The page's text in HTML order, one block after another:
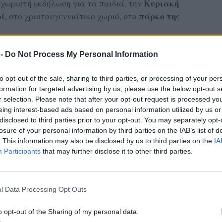
Do Not Process My Personal Information
opt-out of the sale, sharing to third parties, or processing of your
for targeted advertising by us, please use the below opt-out
selection. Please note that after your opt-out request is processed
interest-based ads based on personal information utilized by us
to third parties prior to your opt-out. You may separately
of your personal information by third parties on the IAB’s list of
This information may also be disclosed by us to third parties on the
Participants that may further disclose it to other third parties.
Data Processing Opt Outs
opt-out of the Sharing of my personal data.
εκδήλωση για τα παιδιά, την Κυριακή
, στο χριστουγεννιάτικο χωριό, στο πάρκο της
να γράψουν και να ζωγραφίσουν τις ευχές
και να στολίσουν το
συμβολικό τρόπο, ακόμη και οι μικρότεροι
τους «λιθαράκι» στην οικοδόμηση ενός
χωρίς πολέμους, με ειρήνη για όλους.
μόνο μια γιορτινή δραστηριότητα, αλλά
είναι το πολυτιμότερο δώρο που μπορούμε να
επόμενες γενιές.
στα αποτελέσματα αναζήτησης